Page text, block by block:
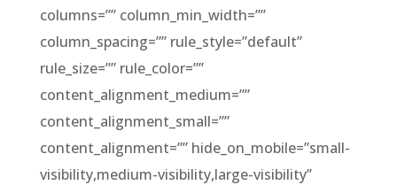
columns=”” column_min_width=””
column_spacing=”” rule_style=”default”
rule_size=”” rule_color=””
content_alignment_medium=””
content_alignment_small=””
content_alignment=”” hide_on_mobile=”small-
visibility,medium-visibility,large-visibility”